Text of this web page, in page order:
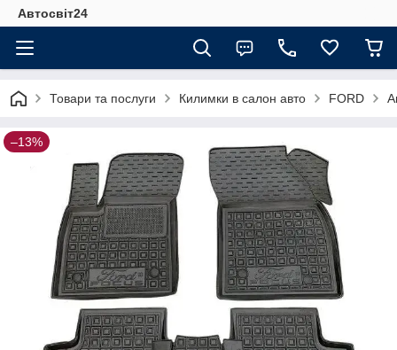
Автосвіт24
Товари та послуги Килимки в салон авто FORD
–13%